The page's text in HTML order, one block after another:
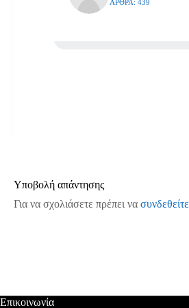
ΆΡΘΡΑ: 439
Υποβολή απάντησης
Για να σχολιάσετε πρέπει να συνδεθείτε
Επικοινωνία